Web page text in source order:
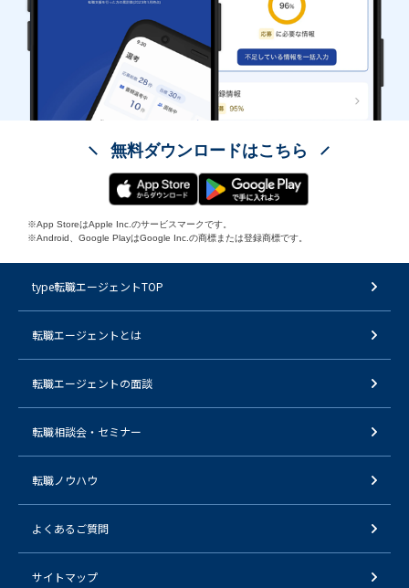
無料ダウンロードはこちら
※App StoreはApple Inc.のサービスマークです。
※Android、Google PlayはGoogle Inc.の商標または登録商標です。
type転職エージェントTOP
転職エージェントとは
転職エージェントの面談
転職相談会・セミナー
転職ノウハウ
よくあるご質問
サイトマップ